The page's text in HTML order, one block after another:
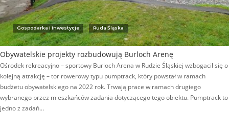
Gospodarka i Inwestycje Ruda Śląska
Obywatelskie projekty rozbudowują Burloch Arenę
Ośrodek rekreacyjno – sportowy Burloch Arena w Rudzie Śląskiej wzbogacił się o
kolejną atrakcję – tor rowerowy typu pumptrack, który powstał w ramach
budżetu obywatelskiego na 2022 rok. Trwają prace w ramach drugiego
wybranego przez mieszkańców zadania dotyczącego tego obiektu. Pumptrack to
jedno z zadań…